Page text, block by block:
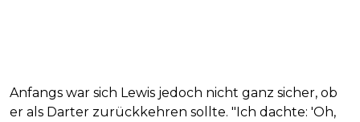
Anfangs war sich Lewis jedoch nicht ganz sicher, ob
er als Darter zurückkehren sollte. "Ich dachte: 'Oh,